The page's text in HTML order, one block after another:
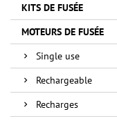
KITS DE FUSÉE
MOTEURS DE FUSÉE
Single use
Rechargeable
Recharges